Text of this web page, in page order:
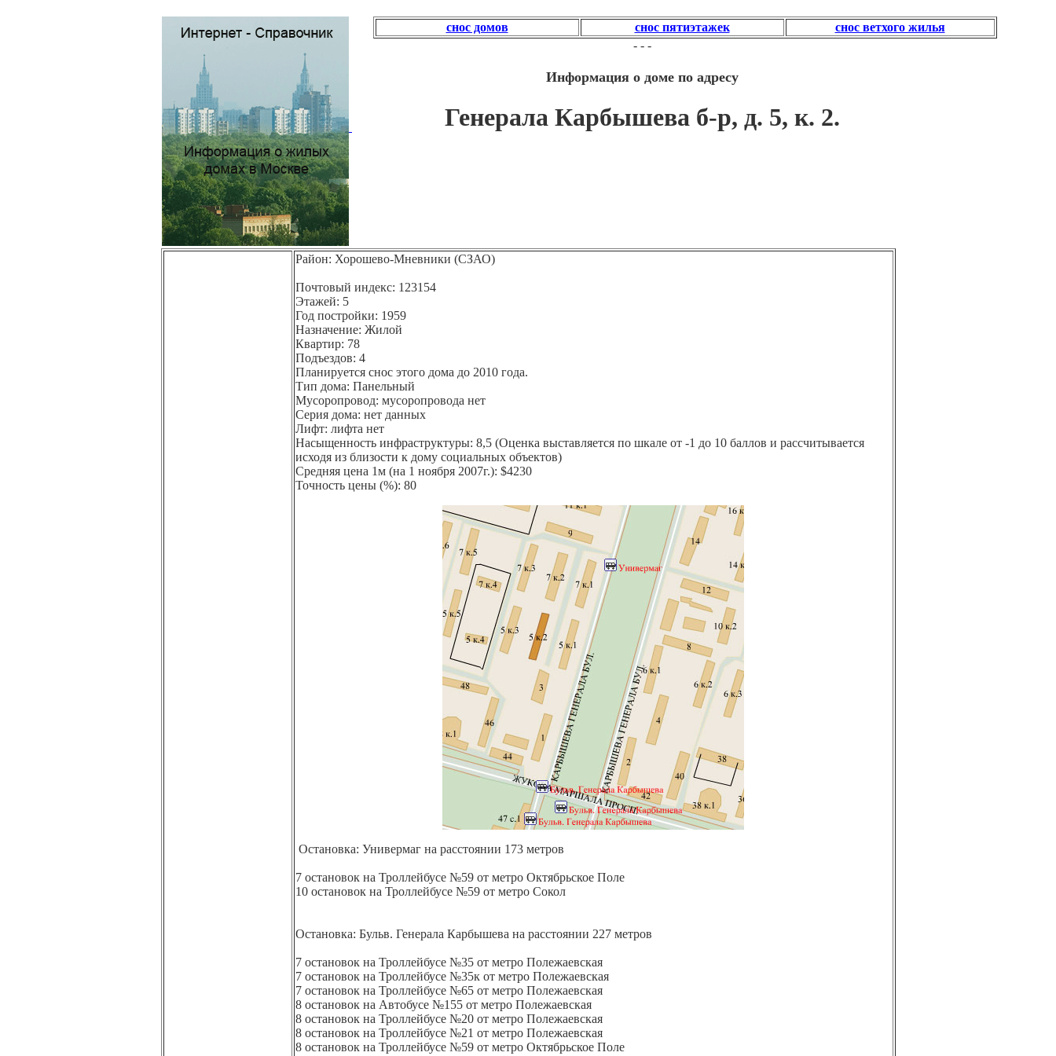
снос домов снос пятиэтажек
снос ветхого жилья
- - -
Информация о доме по адресу
Генерала Карбышева б-р, д. 5, к. 2.
Район: Хорошево-Мневники (СЗАО)
Почтовый индекс: 123154
Этажей: 5
Год постройки: 1959
Назначение: Жилой
Квартир: 78
Подъездов: 4
Планируется снос этого дома до 2010 года.
Тип дома: Панельный
Мусоропровод: мусоропровода нет
Серия дома: нет данных
Лифт: лифта нет
Насыщенность инфраструктуры: 8,5 (Оценка выставляется по шкале от -1 до 10 баллов и рассчитывается
исходя из близости к дому социальных объектов)
Средняя цена 1м (на 1 ноября 2007г.): $4230
Точность цены (%): 80
Остановка: Универмаг на расстоянии 173 метров
7 остановок на Троллейбусе №59 от метро Октябрьское Поле
10 остановок на Троллейбусе №59 от метро Сокол
Остановка: Бульв. Генерала Карбышева на расстоянии 227 метров
7 остановок на Троллейбусе №35 от метро Полежаевская
7 остановок на Троллейбусе №35к от метро Полежаевская
7 остановок на Троллейбусе №65 от метро Полежаевская
8 остановок на Автобусе №155 от метро Полежаевская
8 остановок на Троллейбусе №20 от метро Полежаевская
8 остановок на Троллейбусе №21 от метро Полежаевская
8 остановок на Троллейбусе №59 от метро Октябрьское Поле